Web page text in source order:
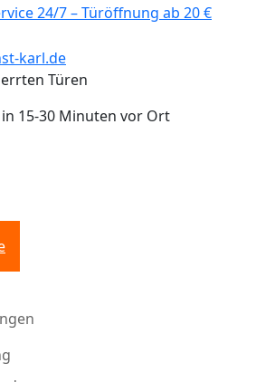
karl.de
Türen
15-30 Minuten vor Ort